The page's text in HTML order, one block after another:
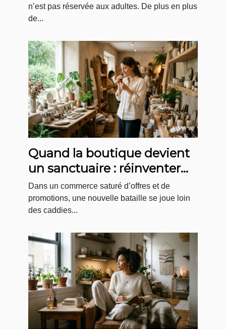
n’est pas réservée aux adultes. De plus en plus
de...
Quand la boutique devient
un sanctuaire : réinventer
l’expérience d’achat bien-
être
Dans un commerce saturé d’offres et de
promotions, une nouvelle bataille se joue loin
des caddies...